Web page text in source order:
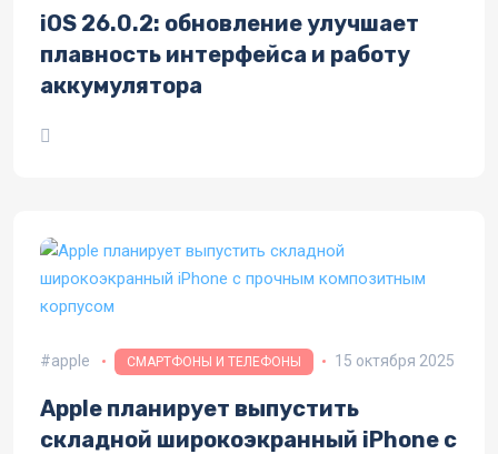
iOS 26.0.2: обновление улучшает
плавность интерфейса и работу
аккумулятора
apple СМАРТФОНЫ И ТЕЛЕФОНЫ 15 октября 2025
Apple планирует выпустить
складной широкоэкранный iPhone с